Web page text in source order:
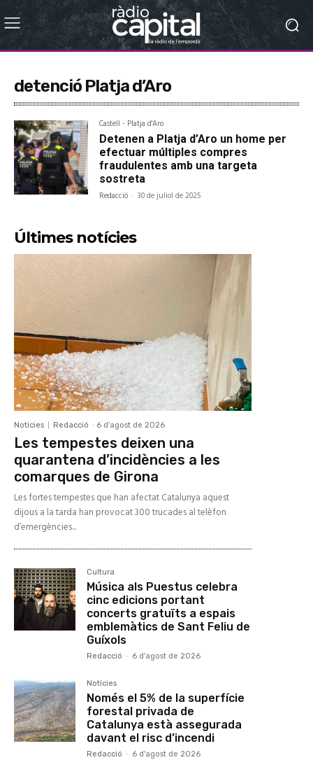
detenció Platja d’Aro
Castell - Platja d'Aro
Detenen a Platja d’Aro un home per
efectuar múltiples compres
fraudulentes amb una targeta
sostreta
Redacció - 30 de juliol de 2025
Últimes notícies
Notícies Redacció - 6 d'agost de 2026
Les tempestes deixen una
quarantena d’incidències a les
comarques de Girona
Les fortes tempestes que han afectat Catalunya aquest
dijous a la tarda han provocat 300 trucades al telèfon
d’emergències...
Cultura
Música als Puestus celebra
cinc edicions portant
concerts gratuïts a espais
emblemàtics de Sant Feliu de
Guíxols
Redacció - 6 d'agost de 2026
Notícies
Només el 5% de la superfície
forestal privada de
Catalunya està assegurada
davant el risc d’incendi
Redacció - 6 d'agost de 2026